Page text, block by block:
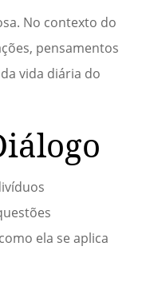
No contexto do
pensamentos
vida diária do
ela se aplica